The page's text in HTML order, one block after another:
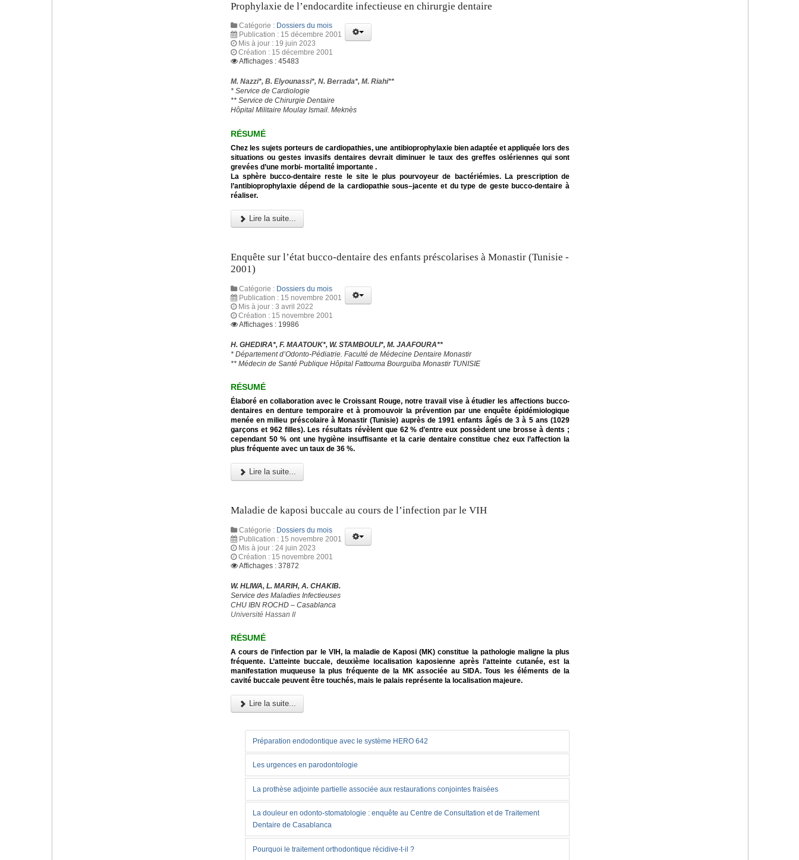
Prophylaxie de l’endocardite infectieuse en chirurgie dentaire
Catégorie : Dossiers du mois
Publication : 15 décembre 2001
Mis à jour : 19 juin 2023
Création : 15 décembre 2001
Affichages : 45483
M. Nazzi*, B. Elyounassi*, N. Berrada*, M. Riahi**
* Service de Cardiologie
** Service de Chirurgie Dentaire
Hôpital Militaire Moulay Ismail. Meknès
RÉSUMÉ
Chez les sujets porteurs de cardiopathies, une antibioprophylaxie bien adaptée et appliquée lors des
situations ou gestes invasifs dentaires devrait diminuer le taux des greffes oslériennes qui sont
grevées d’une morbi- mortalité importante .
La sphère bucco-dentaire reste le site le plus pourvoyeur de bactériémies. La prescription de
l’antibioprophylaxie dépend de la cardiopathie sous–jacente et du type de geste bucco-dentaire à
réaliser.
Lire la suite...
Enquête sur l’état bucco-dentaire des enfants préscolarises à Monastir (Tunisie -
2001)
Catégorie : Dossiers du mois
Publication : 15 novembre 2001
Mis à jour : 3 avril 2022
Création : 15 novembre 2001
Affichages : 19986
H. GHEDIRA*, F. MAATOUK*, W. STAMBOULI*, M. JAAFOURA**
* Département d’Odonto-Pédiatrie. Faculté de Médecine Dentaire Monastir
** Médecin de Santé Publique Hôpital Fattouma Bourguiba Monastir TUNISIE
RÉSUMÉ
Élaboré en collaboration avec le Croissant Rouge, notre travail vise à étudier les affections bucco-
dentaires en denture temporaire et à promouvoir la prévention par une enquête épidémiologique
menée en milieu préscolaire à Monastir (Tunisie) auprès de 1991 enfants âgés de 3 à 5 ans (1029
garçons et 962 filles). Les résultats révèlent que 62 % d’entre eux possèdent une brosse à dents ;
cependant 50 % ont une hygiène insuffisante et la carie dentaire constitue chez eux l’affection la
plus fréquente avec un taux de 36 %.
Lire la suite...
Maladie de kaposi buccale au cours de l’infection par le VIH
Catégorie : Dossiers du mois
Publication : 15 novembre 2001
Mis à jour : 24 juin 2023
Création : 15 novembre 2001
Affichages : 37872
W. HLIWA, L. MARIH, A. CHAKIB.
Service des Maladies Infectieuses
CHU IBN ROCHD – Casablanca
Université Hassan II
RÉSUMÉ
A cours de l’infection par le VIH, la maladie de Kaposi (MK) constitue la pathologie maligne la plus
fréquente. L’atteinte buccale, deuxième localisation kaposienne après l’atteinte cutanée, est la
manifestation muqueuse la plus fréquente de la MK associée au SIDA. Tous les éléments de la
cavité buccale peuvent être touchés, mais le palais représente la localisation majeure.
Lire la suite...
Préparation endodontique avec le système HERO 642
Les urgences en parodontologie
La prothèse adjointe partielle associée aux restaurations conjointes fraisées
La douleur en odonto-stomatologie : enquête au Centre de Consultation et de Traitement
Dentaire de Casablanca
Pourquoi le traitement orthodontique récidive-t-il ?